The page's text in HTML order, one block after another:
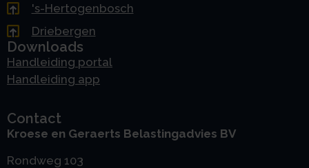
's-Hertogenbosch
Driebergen
Downloads
Handleiding portal
Handleiding app
Contact
Kroese en Geraerts Belastingadvies BV
Rondweg 103